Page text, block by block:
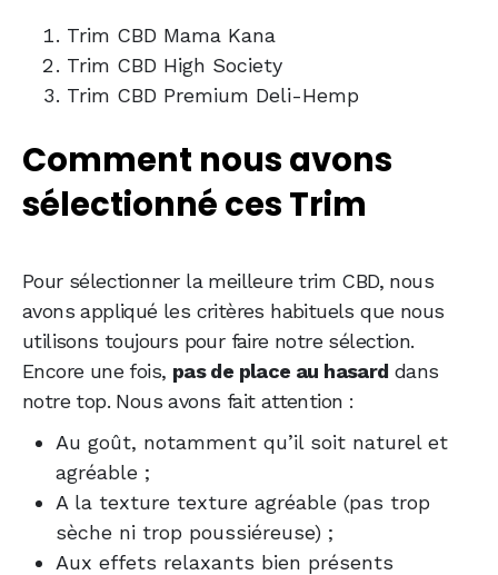
Trim CBD Mama Kana
Trim CBD High Society
Trim CBD Premium Deli-Hemp
Comment nous avons
sélectionné ces Trim
Pour sélectionner la meilleure trim CBD, nous
avons appliqué les critères habituels que nous
utilisons toujours pour faire notre sélection.
Encore une fois, pas de place au hasard dans
notre top. Nous avons fait attention :
Au goût, notamment qu’il soit naturel et
agréable ;
A la texture texture agréable (pas trop
sèche ni trop poussiéreuse) ;
Aux effets relaxants bien présents